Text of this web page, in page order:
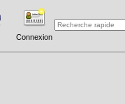
Connexion